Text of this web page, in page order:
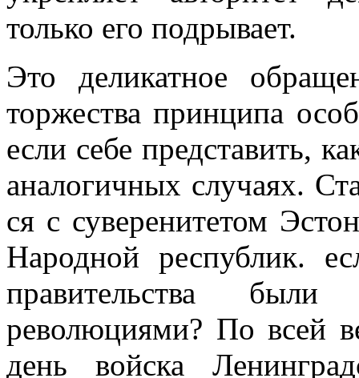
только его подрывает.
Это деликатное
торжества принципа
если себе представить,
аналогичных случаях.
ся с суверенитетом
Народной республик.
правительства были
революциями? По всей
день войска